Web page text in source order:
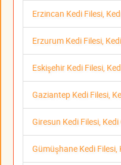
Erzincan Kedi Filesi,
Erzurum Kedi Filesi,
Eskişehir Kedi Filesi,
Gaziantep Kedi Filesi,
Giresun Kedi Filesi,
Gümüşhane Kedi Filesi,